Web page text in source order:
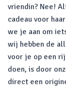
vriendin? Nee!
cadeau voor
we je aan om
wij hebben de
voor je op een
doen, is door
direct een